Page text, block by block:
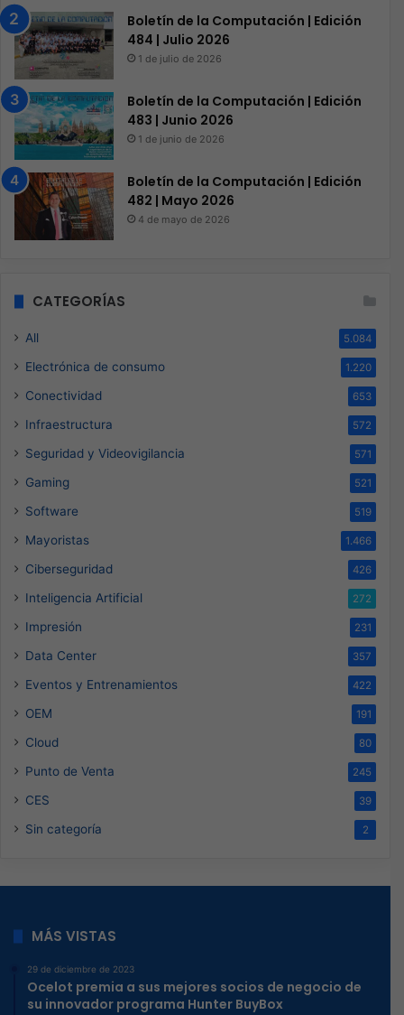
Boletín de la Computación | Edición
484 | Julio 2026
1 de julio de 2026
Boletín de la Computación | Edición
483 | Junio 2026
1 de junio de 2026
Boletín de la Computación | Edición
482 | Mayo 2026
4 de mayo de 2026
CATEGORÍAS
All 5.084
Electrónica de consumo 1.220
Conectividad 653
Infraestructura 572
Seguridad y Videovigilancia 571
Gaming 521
Software 519
Mayoristas 1.466
Ciberseguridad 426
Inteligencia Artificial 272
Impresión 231
Data Center 357
Eventos y Entrenamientos 422
OEM 191
Cloud 80
Punto de Venta 245
CES 39
Sin categoría 2
MÁS VISTAS
29 de diciembre de 2023
Ocelot premia a sus mejores socios de negocio de
su innovador programa Hunter BuyBox